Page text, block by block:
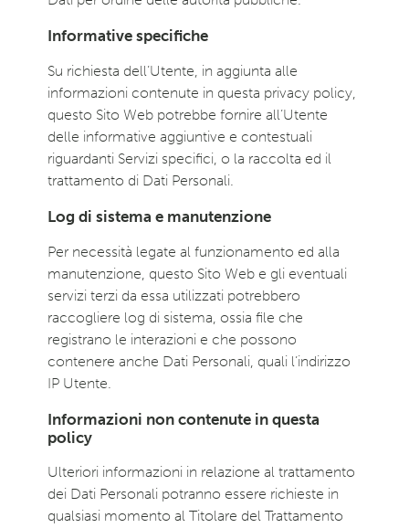
Informative specifiche
Su richiesta dell’Utente, in aggiunta alle
informazioni contenute in questa privacy policy,
questo Sito Web potrebbe fornire all’Utente
delle informative aggiuntive e contestuali
riguardanti Servizi specifici, o la raccolta ed il
trattamento di Dati Personali.
Log di sistema e manutenzione
Per necessità legate al funzionamento ed alla
manutenzione, questo Sito Web e gli eventuali
servizi terzi da essa utilizzati potrebbero
raccogliere log di sistema, ossia file che
registrano le interazioni e che possono
contenere anche Dati Personali, quali l’indirizzo
IP Utente.
Informazioni non contenute in questa
policy
Ulteriori informazioni in relazione al trattamento
dei Dati Personali potranno essere richieste in
qualsiasi momento al Titolare del Trattamento